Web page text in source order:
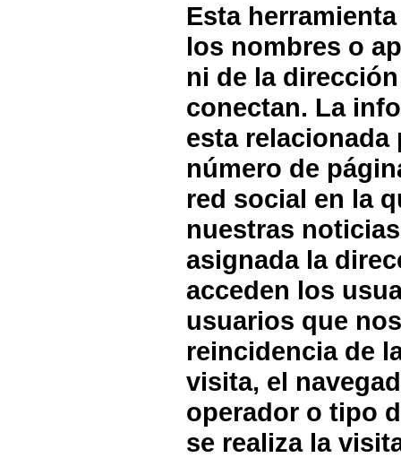
Esta
los nombres o
ni de la
conectan. La
esta
número de
red social en la
nuestras
asignada la
acceden los
usuarios que
reincidencia de
visita, el
operador o tipo
se realiza la